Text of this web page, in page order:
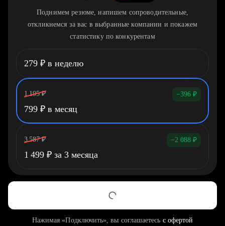
Поднимем резюме, напишем сопроводительные,
откликнемся за вас в выбранные компании и покажем
статистику по конкурентам
279 ₽ в неделю
1 195 ₽ −396 ₽
799 ₽ в месяц
3 587 ₽ −2 088 ₽
1 499 ₽ за 3 месяца
Нажимая «Подключить», вы соглашаетесь с офертой